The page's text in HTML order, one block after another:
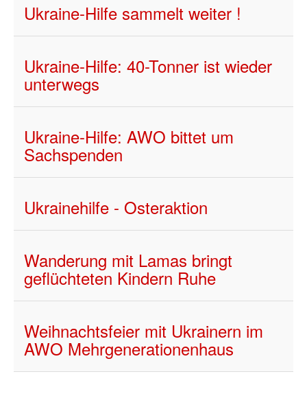
Ukraine-Hilfe sammelt weiter !
Ukraine-Hilfe: 40-Tonner ist wieder
unterwegs
Ukraine-Hilfe: AWO bittet um
Sachspenden
Ukrainehilfe - Osteraktion
Wanderung mit Lamas bringt
geflüchteten Kindern Ruhe
Weihnachtsfeier mit Ukrainern im
AWO Mehrgenerationenhaus